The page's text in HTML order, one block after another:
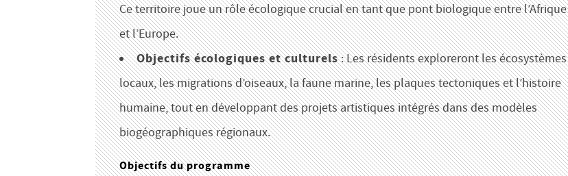
Ce territoire joue un rôle écologique crucial en tant que pont biologique entre l’Afrique
et l’Europe.
Objectifs écologiques et culturels: Les résidents exploreront les écosystèmes
locaux, les migrations d’oiseaux, la faune marine, les plaques tectoniques et l’histoire
humaine, tout en développant des projets artistiques intégrés dans des modèles
biogéographiques régionaux.
Objectifs du programme